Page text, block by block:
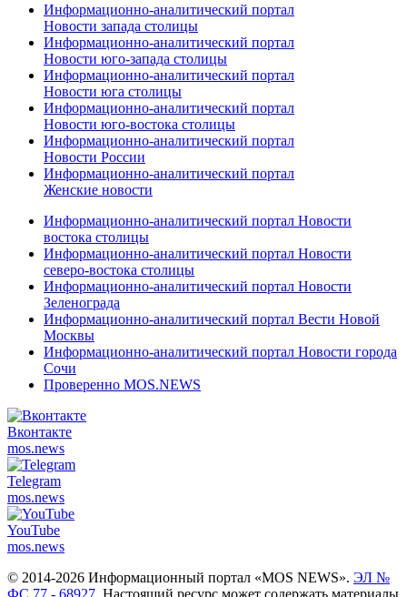
Информационно-аналитический портал
Новости запада столицы
Информационно-аналитический портал
Новости юго-запада столицы
Информационно-аналитический портал
Новости юга столицы
Информационно-аналитический портал
Новости юго-востока столицы
Информационно-аналитический портал
Новости России
Информационно-аналитический портал
Женские новости
Информационно-аналитический портал Новости
востока столицы
Информационно-аналитический портал Новости
северо-востока столицы
Информационно-аналитический портал Новости
Зеленограда
Информационно-аналитический портал Вести Новой
Москвы
Информационно-аналитический портал Новости города
Сочи
Проверенно MOS.NEWS
Вконтакте
mos.news
Telegram
mos.news
YouTube
mos.news
© 2014-2026 Информационный портал «MOS NEWS». ЭЛ №
ФС 77 - 68927 . Настоящий ресурс может содержать материалы